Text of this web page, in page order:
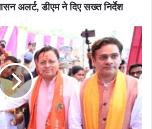
अलर्ट, डीएम ने दिए सख्त निर्देश